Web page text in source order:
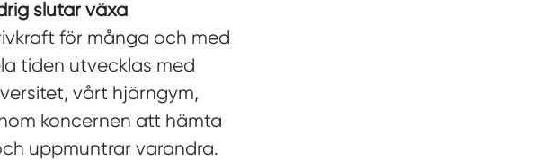
slutar växa
för många och med
tiden utvecklas med
vårt hjärngym,
koncernen att hämta
uppmuntrar varandra.